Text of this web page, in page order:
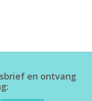
en ontvang